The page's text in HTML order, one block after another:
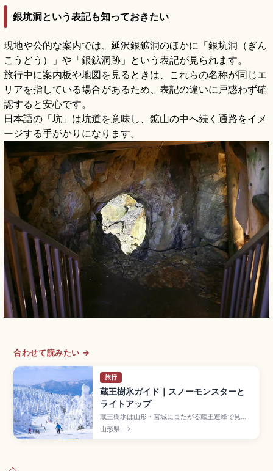
銀坑洞という表記も知っておきたい
現地や公的な案内では、延沢銀鉱洞のほかに「銀坑洞（ぎん
こうどう）」や「銀鉱洞跡」という表記が見られます。
旅行中に案内板や地図を見るときは、これらの名称が同じエ
リアを指している場合があるため、表記の違いに戸惑わず確
認すると安心です。
日本語の「坑」は坑道を意味し、鉱山の中へ続く通路をイメ
ージする手がかりになります。
合わせて読みたい →
旅行
蔵王樹氷ガイド｜スノーモンスターと
ライトアップ
蔵王樹氷は山形・宮城にまたがる蔵王連峰で見ら
れるスノーモンスターと呼ばれる冬の絶景。蔵王
ロープウェイで地蔵山頂駅へ上がり樹氷原を一望
山形県 →